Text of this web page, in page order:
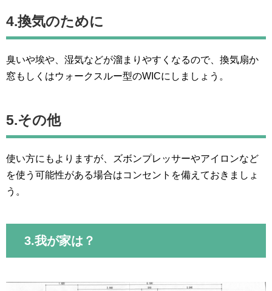
4.換気のために
臭いや埃や、湿気などが溜まりやすくなるので、換気扇か
窓もしくはウォークスルー型のWICにしましょう。
5.その他
使い方にもよりますが、ズボンプレッサーやアイロンなど
を使う可能性がある場合はコンセントを備えておきましょ
う。
3.我が家は？